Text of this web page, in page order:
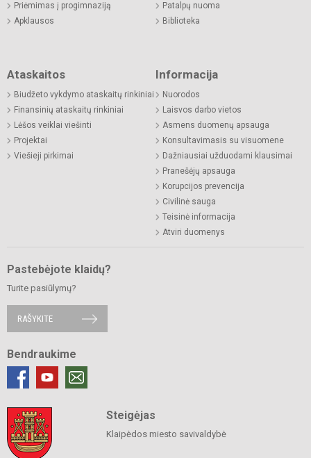
Priėmimas į progimnaziją
Apklausos
Patalpų nuoma
Biblioteka
Ataskaitos
Biudžeto vykdymo ataskaitų rinkiniai
Finansinių ataskaitų rinkiniai
Lėšos veiklai viešinti
Projektai
Viešieji pirkimai
Informacija
Nuorodos
Laisvos darbo vietos
Asmens duomenų apsauga
Konsultavimasis su visuomene
Dažniausiai užduodami klausimai
Pranešėjų apsauga
Korupcijos prevencija
Civilinė sauga
Teisinė informacija
Atviri duomenys
Pastebėjote klaidų?
Turite pasiūlymų?
RAŠYKITE
Bendraukime
Steigėjas
Klaipėdos miesto savivaldybė